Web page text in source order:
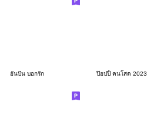
อันปัน บอกรัก ป๊อปปี้ คนโสด 2023